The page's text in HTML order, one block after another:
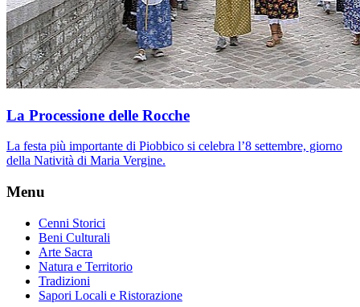
La Processione delle Rocche
La festa più importante di Piobbico si celebra l’8 settembre, giorno
della Natività di Maria Vergine.
Menu
Cenni Storici
Beni Culturali
Arte Sacra
Natura e Territorio
Tradizioni
Sapori Locali e Ristorazione